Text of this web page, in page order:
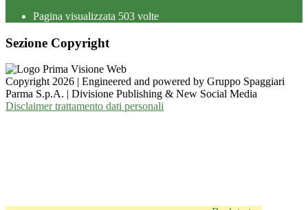
Pagina visualizzata 503 volte
Sezione Copyright
Copyright 2026 | Engineered and powered by Gruppo Spaggiari
Parma S.p.A. | Divisione Publishing & New Social Media
Disclaimer trattamento dati personali